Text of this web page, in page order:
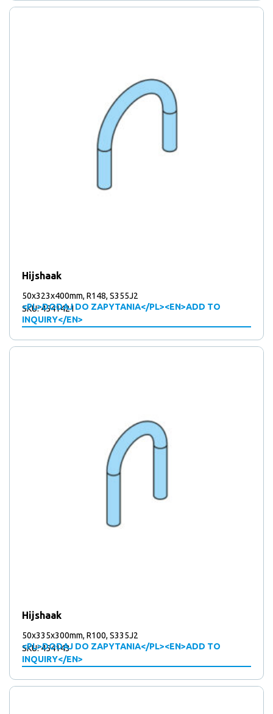
Hijshaak
50x323x400mm, R148, S355J2
<PL>DODAJ DO ZAPYTANIA</PL><EN>ADD TO
INQUIRY</EN>
SKU: 4541421
Hijshaak
50x335x300mm, R100, S335J2
<PL>DODAJ DO ZAPYTANIA</PL><EN>ADD TO
INQUIRY</EN>
SKU: 454143